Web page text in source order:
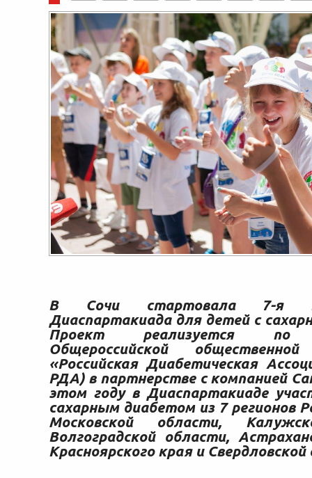
В Сочи стартовала 7-я
Диаспартакиада для детей с
Проект реализуется по
Общероссийской общественной
«Российская Диабетическая
РДА) в партнерстве с компанией
этом году в Диаспартакиаде
сахарным диабетом из 7 регионов
Московской области,
Волгоградской области,
Красноярского края и